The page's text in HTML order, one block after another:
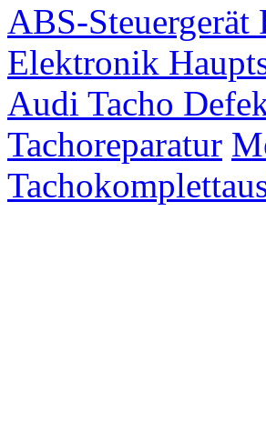
ABS-Steuergerät
Elektronik
Audi Tacho
Tachoreparatur